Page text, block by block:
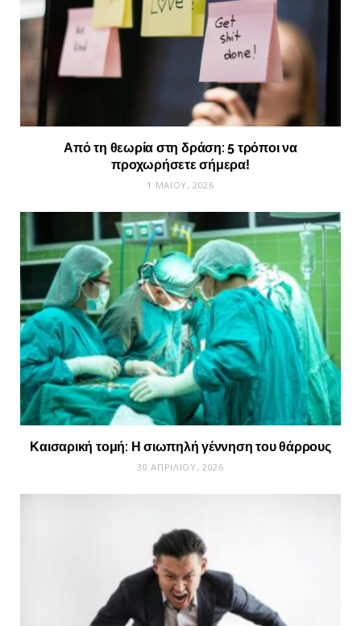
Από τη θεωρία στη δράση: 5 τρόποι να
προχωρήσετε σήμερα!
1 ΜΑΪ́ΟΥ, 2026
Καισαρική τομή: Η σιωπηλή γέννηση του θάρρους
30 ΑΠΡΙΛΊΟΥ, 2026